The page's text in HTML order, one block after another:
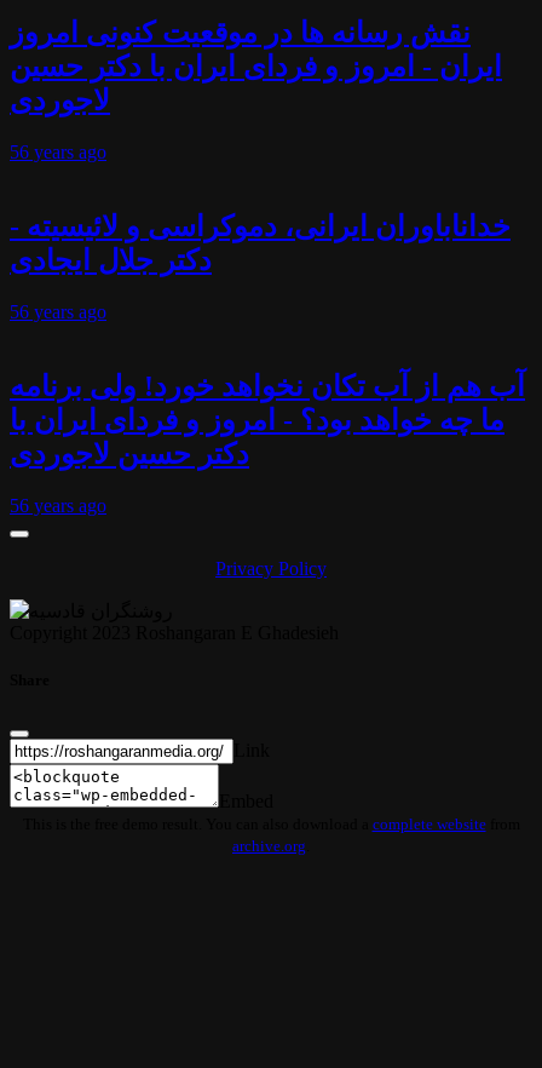
نقش رسانه ها در موقعیت کنونی امروز
ایران - امروز و فردای ایران با دکتر حسین
لاجوردی
56 years ago
خداناباوران ایرانی، دموکراسی و لائیسیته -
دکتر جلال ایجادی
56 years ago
آب هم از آب تکان نخواهد خورد! ولی برنامه
ما چه خواهد بود؟ - امروز و فردای ایران با
دکتر حسین لاجوردی
56 years ago
Privacy Policy
complete websitefrom
archive.org